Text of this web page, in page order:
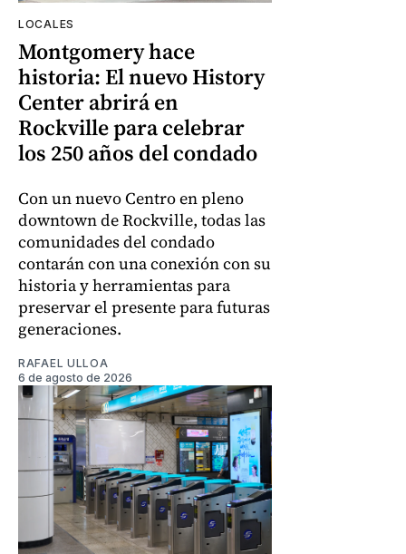
LOCALES
Montgomery hace
historia: El nuevo History
Center abrirá en
Rockville para celebrar
los 250 años del condado
Con un nuevo Centro en pleno
downtown de Rockville, todas las
comunidades del condado
contarán con una conexión con su
historia y herramientas para
preservar el presente para futuras
generaciones.
RAFAEL ULLOA
6 de agosto de 2026